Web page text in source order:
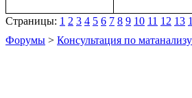
Страницы: 1 2 3 4 5 6 7 8 9 10 11 12 13
Форумы > Консультация по матанализу